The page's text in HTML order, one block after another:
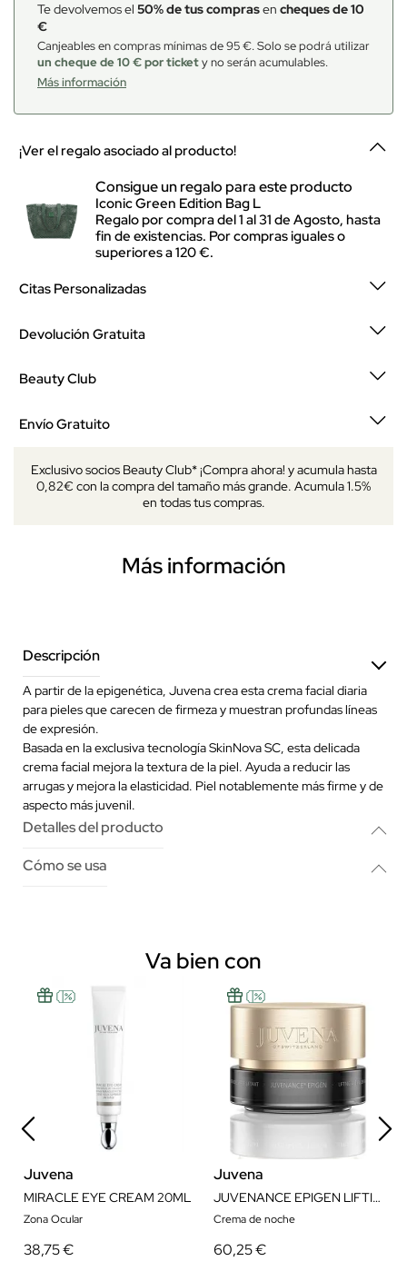
Te devolvemos el 50% de tus comprasen cheques de 10
€
Canjeables en compras mínimas de 95 €. Solo se podrá utilizar
un cheque de 10 € por tickety no serán acumulables.
Más información
¡Ver el regalo asociado al producto!
Consigue un regalo para este producto
Iconic Green Edition Bag L
Regalo por compra del 1 al 31 de Agosto, hasta
fin de existencias. Por compras iguales o
superiores a 120 €.
Citas Personalizadas
Devolución Gratuita
Beauty Club
Envío Gratuito
Exclusivo socios Beauty Club* ¡Compra ahora! y acumula hasta
0,82€ con la compra del tamaño más grande. Acumula 1.5%
en todas tus compras.
Más información
Descripción
A partir de la epigenética, Juvena crea esta crema facial diaria
para pieles que carecen de firmeza y muestran profundas líneas
de expresión.
Basada en la exclusiva tecnología SkinNova SC, esta delicada
crema facial mejora la textura de la piel. Ayuda a reducir las
arrugas y mejora la elasticidad. Piel notablemente más firme y de
aspecto más juvenil.
Detalles del producto
Cómo se usa
Va bien con
Juvena
MIRACLE EYE CREAM 20ML
Zona Ocular
38,75 €
Juvena
JUVENANCE EPIGEN LIFTING ANTI-WRINKLE NIGHT CREAM 50ML
Crema de noche
60,25 €